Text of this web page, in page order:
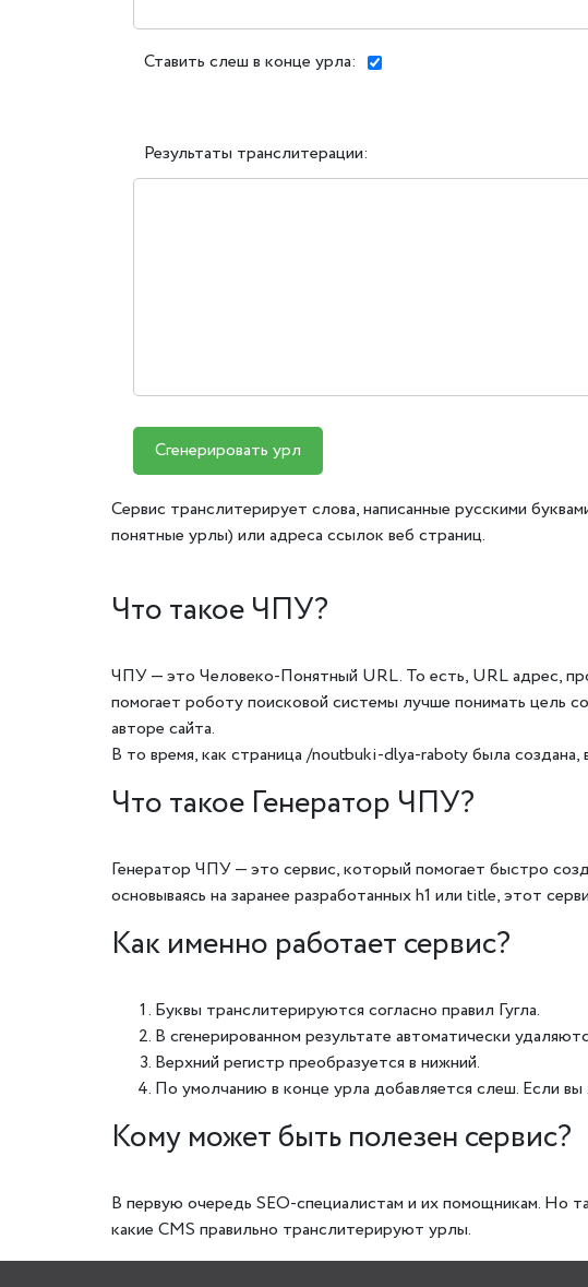
Ставить слеш в конце урла:
Результаты транслитерации:
Сгенерировать урл
Сервис транслитерирует слова, написанные русскими
понятные урлы) или адреса ссылок веб страниц.
Что такое ЧПУ?
ЧПУ — это Человеко-Понятный URL. То есть, URL адрес,
помогает роботу поисковой системы лучше понимать цель
авторе сайта.
В то время, как страница /noutbuki-dlya-raboty была
Что такое Генератор ЧПУ?
Генератор ЧПУ — это сервис, который помогает быстро
основываясь на заранее разработанных h1 или title, этот
Как именно работает сервис?
Буквы транслитерируются согласно правил Гугла.
В сгенерированном результате автоматически
Верхний регистр преобразуется в нижний.
По умолчанию в конце урла добавляется слеш. Если
Кому может быть полезен сервис?
В первую очередь SEO-специалистам и их помощникам. Но
какие CMS правильно транслитерируют урлы.